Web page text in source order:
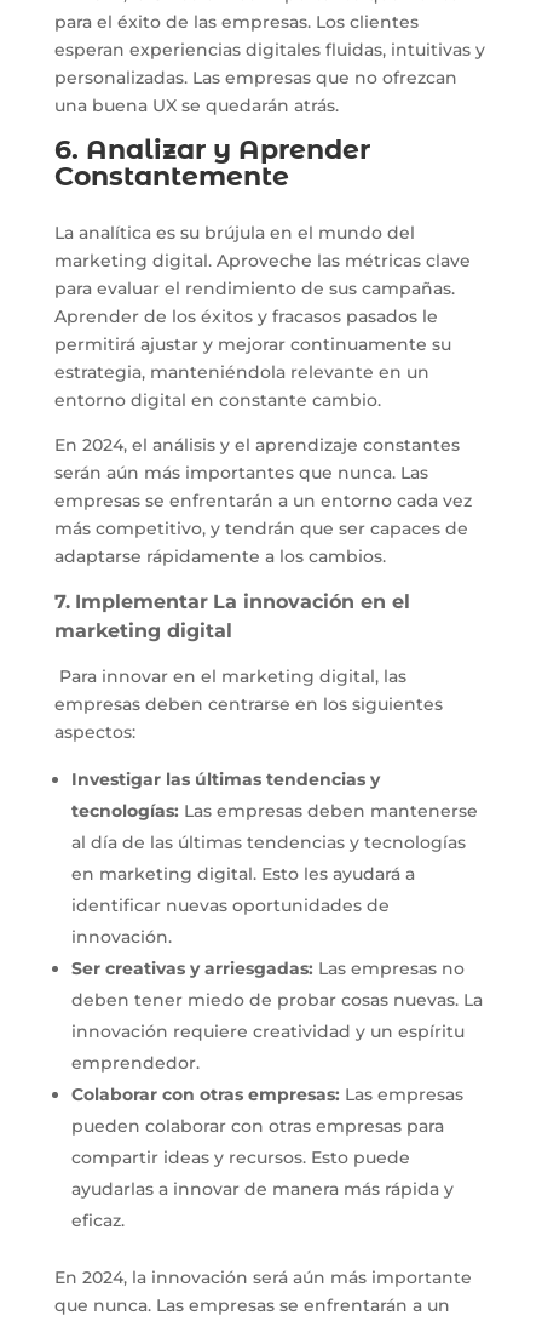
para el éxito de las empresas. Los clientes
esperan experiencias digitales fluidas, intuitivas y
personalizadas. Las empresas que no ofrezcan
una buena UX se quedarán atrás.
6. Analizar y Aprender
Constantemente
La analítica es su brújula en el mundo del
marketing digital. Aproveche las métricas clave
para evaluar el rendimiento de sus campañas.
Aprender de los éxitos y fracasos pasados le
permitirá ajustar y mejorar continuamente su
estrategia, manteniéndola relevante en un
entorno digital en constante cambio.
En 2024, el análisis y el aprendizaje constantes
serán aún más importantes que nunca. Las
empresas se enfrentarán a un entorno cada vez
más competitivo, y tendrán que ser capaces de
adaptarse rápidamente a los cambios.
7. Implementar La innovación en el
marketing digital
Para innovar en el marketing digital, las
empresas deben centrarse en los siguientes
aspectos:
Investigar las últimas tendencias y
tecnologías: Las empresas deben mantenerse
al día de las últimas tendencias y tecnologías
en marketing digital. Esto les ayudará a
identificar nuevas oportunidades de
innovación.
Ser creativas y arriesgadas: Las empresas no
deben tener miedo de probar cosas nuevas. La
innovación requiere creatividad y un espíritu
emprendedor.
Colaborar con otras empresas: Las empresas
pueden colaborar con otras empresas para
compartir ideas y recursos. Esto puede
ayudarlas a innovar de manera más rápida y
eficaz.
En 2024, la innovación será aún más importante
que nunca. Las empresas se enfrentarán a un